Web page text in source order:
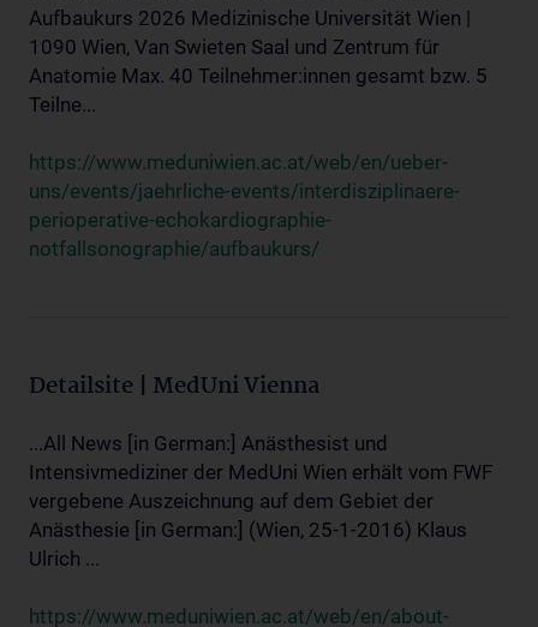
Aufbaukurs 2026 Medizinische Universität Wien |
1090 Wien, Van Swieten Saal und Zentrum für
Anatomie Max. 40 Teilnehmer:innen gesamt bzw. 5
Teilne...
https://www.meduniwien.ac.at/web/en/ueber-
uns/events/jaehrliche-events/interdisziplinaere-
perioperative-echokardiographie-
notfallsonographie/aufbaukurs/
Detailsite | MedUni Vienna
...All News [in German:] Anästhesist und
Intensivmediziner der MedUni Wien erhält vom FWF
vergebene Auszeichnung auf dem Gebiet der
Anästhesie [in German:] (Wien, 25-1-2016) Klaus
Ulrich ...
https://www.meduniwien.ac.at/web/en/about-